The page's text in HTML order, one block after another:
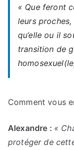
« Que feront
leurs proches,
qu’elle ou il
transition de
Comment vous
Alexandre : «
protéger de